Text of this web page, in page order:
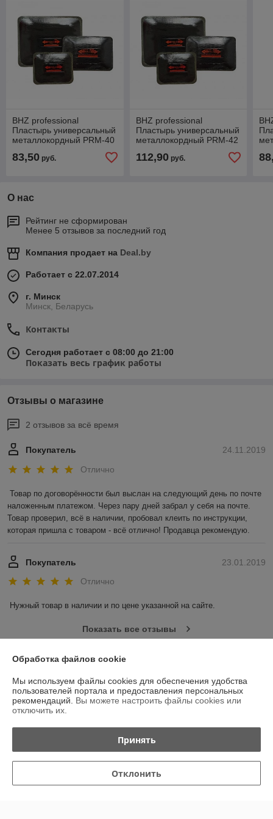
BHZ professional
Пластырь универсальный
металлокордный PRM-40
83,50 руб.
BHZ professional
Пластырь универсальный
металлокордный PRM-42
112,90руб.
О нас
Рейтинг не сформирован
Менее 5 отзывов за последний год
Компания продает на Deal.by
Работает с 22.07.2014
г. Минск
Минск, Беларусь
Контакты
Сегодня работает с 08:00 до 21:00
Показать весь график работы
Отзывы о магазине
2 отзывов за всё время
24.11.2019
Покупатель
Отлично
Товар по договорённости был выслан на следующий день по почте
наложенным платежом. Через пару дней забрал у себя на почте.
Товар проверил, всё в наличии, пробовал клеить по инструкции,
которая пришла с товаром - всё отлично! Продавца рекомендую.
23.01.2019
Покупатель
Отлично
Нужный товар в наличии и по цене указанной на сайте.
Показать все отзывы
Контакты
Доставка и оплата
Полная версия сайта
Обработка файлов cookie
Мы используем файлы cookies для обеспечения удобства
пользователей портала и предоставления персональных
рекомендаций. Вы можете настроить файлы cookies или
отключить их.
Принять
Отклонить